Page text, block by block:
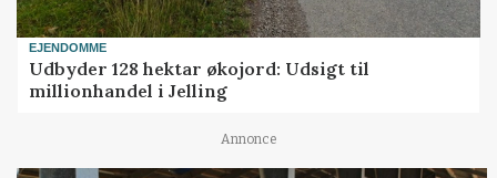
EJENDOMME
Udbyder 128 hektar økojord: Udsigt til
millionhandel i Jelling
Annonce